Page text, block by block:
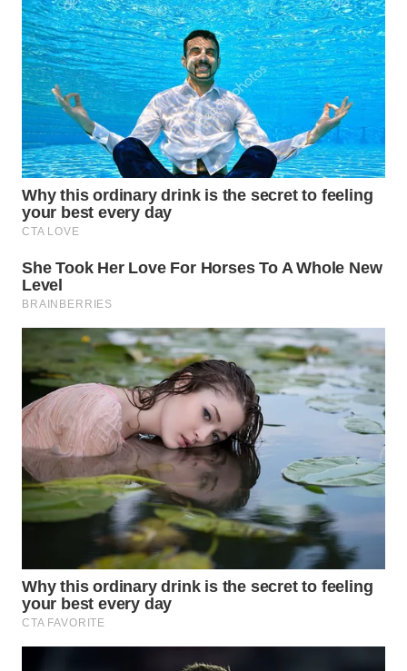
WN
TEBING
TINGGI
WN
PAKPAK
WN
KARAWANG
WN
WN
WN
DEPOK
WN
TAPANULI
UTARA
WN
WN
PADANG
LAWAS